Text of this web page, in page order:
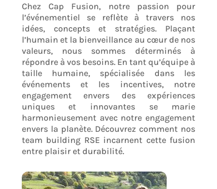
Chez Cap Fusion, notre passion pour
l’événementiel se reflète à travers nos
idées, concepts et stratégies. Plaçant
l’humain et la bienveillance au cœur de nos
valeurs, nous sommes déterminés à
répondre à vos besoins. En tant qu’équipe à
taille humaine, spécialisée dans les
événements et les incentives, notre
engagement envers des expériences
uniques et innovantes se marie
harmonieusement avec notre engagement
envers la planète. Découvrez comment nos
team building RSE incarnent cette fusion
entre plaisir et durabilité.